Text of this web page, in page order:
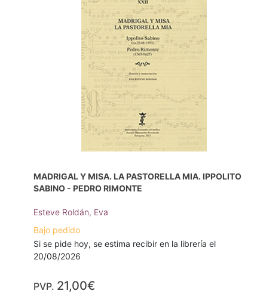
MADRIGAL Y MISA. LA PASTORELLA MIA. IPPOLITO
SABINO - PEDRO RIMONTE
Esteve Roldán, Eva
Bajo pedido
Si se pide hoy, se estima recibir en la librería el
20/08/2026
PVP. 21,00€